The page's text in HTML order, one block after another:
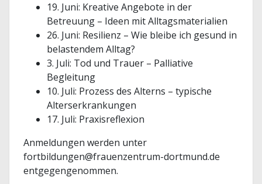
19. Juni: Kreative Angebote in der
Betreuung – Ideen mit Alltagsmaterialien
26. Juni: Resilienz – Wie bleibe ich gesund in
belastendem Alltag?
3. Juli: Tod und Trauer – Palliative
Begleitung
10. Juli: Prozess des Alterns – typische
Alterserkrankungen
17. Juli: Praxisreflexion
Anmeldungen werden unter
fortbildungen@frauenzentrum-dortmund.de
entgegengenommen.